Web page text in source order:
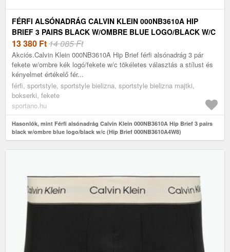
FÉRFI ALSÓNADRÁG CALVIN KLEIN 000NB3610A HIP
BRIEF 3 PAIRS BLACK W/OMBRE BLUE LOGO/BLACK W/C
(HIP BRIEF 000NB3610A4W8)
13 380 Ft14 085 Ft
Akciós.Calvin Klein 000NB3610A Hip Brief férfi alsónadrág 3 pár
fekete w/ombre kék logó/fekete w/c tökéletes választás a stílust és
kényelmet értékelő fér...
férfi, sportstyle, sportstyle bielizna, sportstyle bielizna majtki,
bokserki, fekete
sportano.hu
Hasonlók, mint Férfi alsónadrág Calvin Klein 000NB3610A Hip Brief 3 pairs
black w/ombre blue logo/black w/c (Hip Brief 000NB3610A4W8)